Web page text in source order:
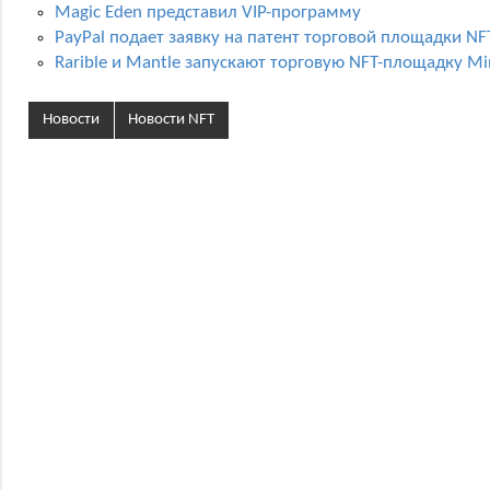
Magic Eden представил VIP-программу
PayPal подает заявку на патент торговой площадки
Rarible и Mantle запускают торговую NFT-площадку
Новости Новости NFT